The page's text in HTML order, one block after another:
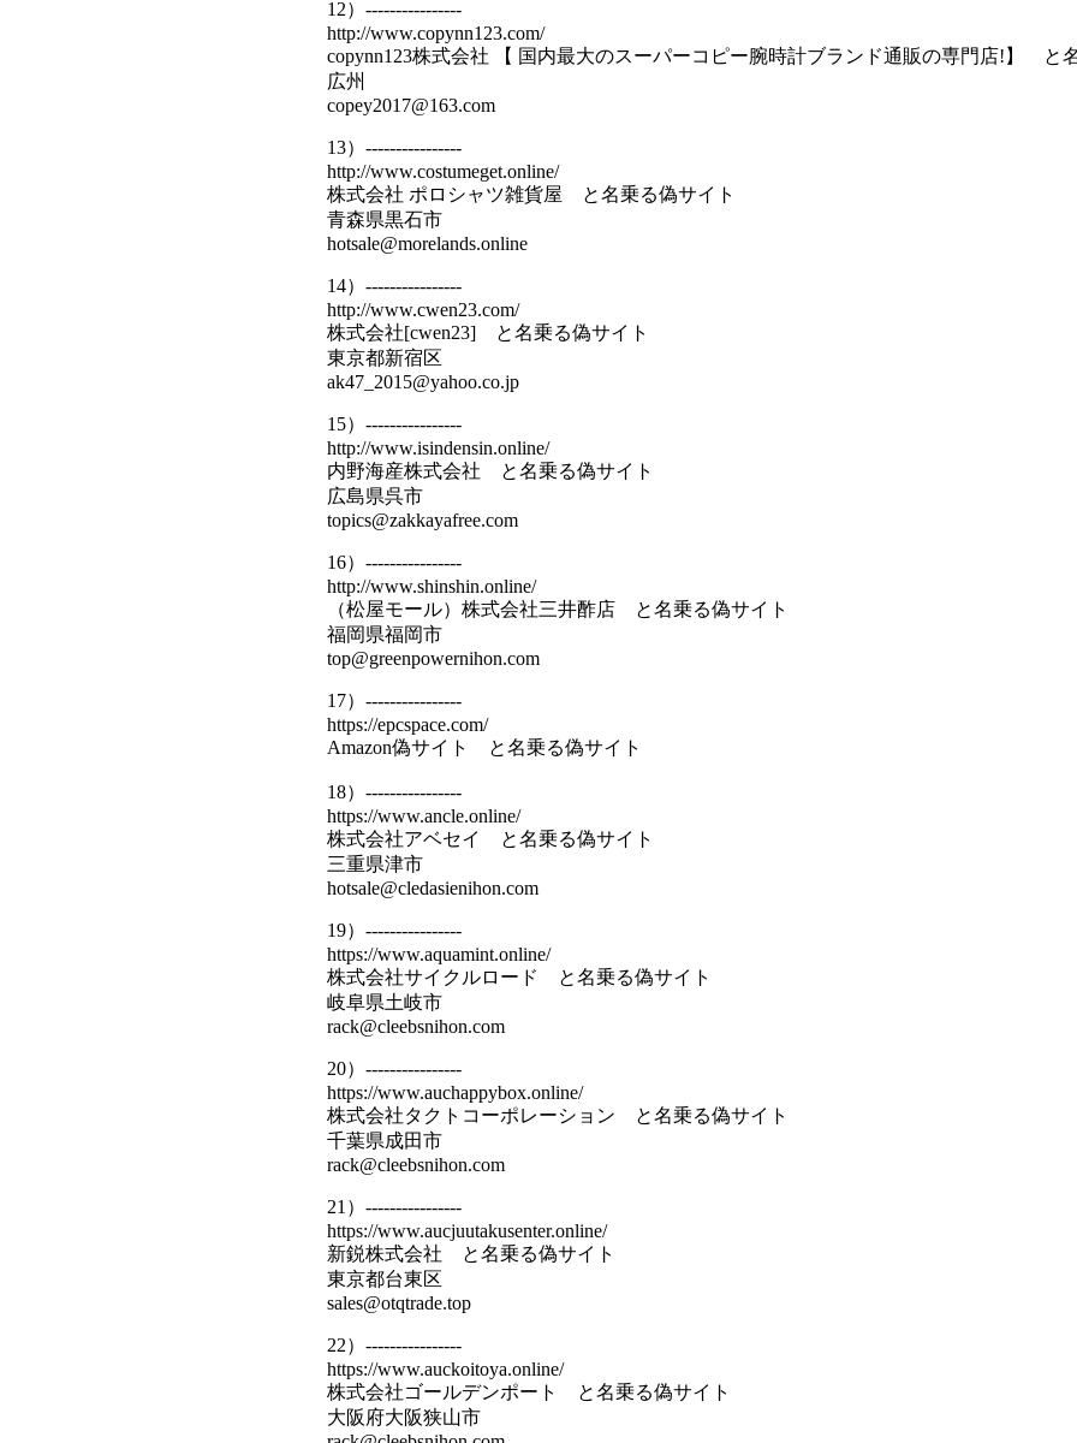
12）----------------
http://www.copynn123.com/
copynn123株式会社 【 国内最大のスーパーコピー腕時計ブランド通販の専門店!】 と
広州
copey2017@163.com
13）----------------
http://www.costumeget.online/
株式会社 ポロシャツ雑貨屋 と名乗る偽サイト
青森県黒石市
hotsale@morelands.online
14）----------------
http://www.cwen23.com/
株式会社[cwen23] と名乗る偽サイト
東京都新宿区
ak47_2015@yahoo.co.jp
15）----------------
http://www.isindensin.online/
内野海産株式会社 と名乗る偽サイト
広島県呉市
topics@zakkayafree.com
16）----------------
http://www.shinshin.online/
（松屋モール）株式会社三井酢店 と名乗る偽サイト
福岡県福岡市
top@greenpowernihon.com
17）----------------
https://epcspace.com/
Amazon偽サイト と名乗る偽サイト
18）----------------
https://www.ancle.online/
株式会社アベセイ と名乗る偽サイト
三重県津市
hotsale@cledasienihon.com
19）----------------
https://www.aquamint.online/
株式会社サイクルロード と名乗る偽サイト
岐阜県土岐市
rack@cleebsnihon.com
20）----------------
https://www.auchappybox.online/
株式会社タクトコーポレーション と名乗る偽サイト
千葉県成田市
rack@cleebsnihon.com
21）----------------
https://www.aucjuutakusenter.online/
新鋭株式会社 と名乗る偽サイト
東京都台東区
sales@otqtrade.top
22）----------------
https://www.auckoitoya.online/
株式会社ゴールデンポート と名乗る偽サイト
大阪府大阪狭山市